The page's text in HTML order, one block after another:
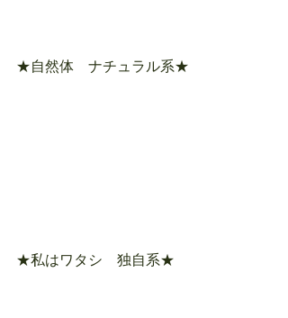
★自然体　ナチュラル系★
★私はワタシ　独自系★